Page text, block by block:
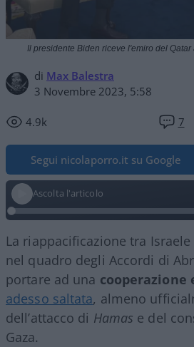
di Max Balestra
3 Novembre 2023, 5:58
4.9k 7
Il presidente Biden riceve l'emiro del
Segui nicolaporro.it su Google
Ascolta l'articolo
La riappacificazione tra
nel quadro degli Accordi di
portare ad una cooperazione
adesso saltata, almeno
dell’attacco di Hamas e del
Gaza.